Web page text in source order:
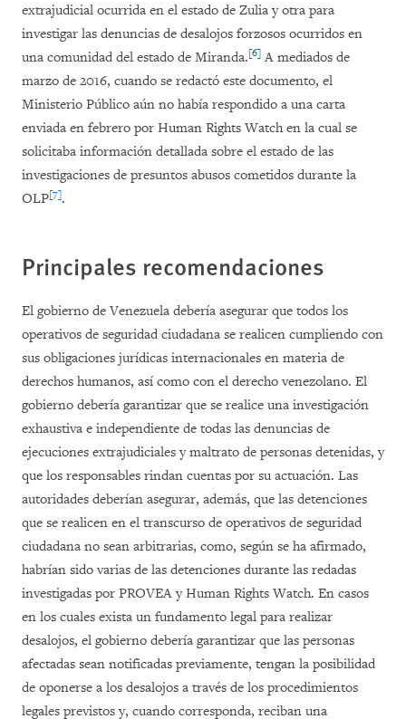
extrajudicial ocurrida en el estado de Zulia y otra para
investigar las denuncias de desalojos forzosos ocurridos en
una comunidad del estado de Miranda.[6] A mediados de
marzo de 2016, cuando se redactó este documento, el
Ministerio Público aún no había respondido a una carta
enviada en febrero por Human Rights Watch en la cual se
solicitaba información detallada sobre el estado de las
investigaciones de presuntos abusos cometidos durante la
OLP[7].
Principales recomendaciones
El gobierno de Venezuela debería asegurar que todos los
operativos de seguridad ciudadana se realicen cumpliendo con
sus obligaciones jurídicas internacionales en materia de
derechos humanos, así como con el derecho venezolano. El
gobierno debería garantizar que se realice una investigación
exhaustiva e independiente de todas las denuncias de
ejecuciones extrajudiciales y maltrato de personas detenidas, y
que los responsables rindan cuentas por su actuación. Las
autoridades deberían asegurar, además, que las detenciones
que se realicen en el transcurso de operativos de seguridad
ciudadana no sean arbitrarias, como, según se ha afirmado,
habrían sido varias de las detenciones durante las redadas
investigadas por PROVEA y Human Rights Watch. En casos
en los cuales exista un fundamento legal para realizar
desalojos, el gobierno debería garantizar que las personas
afectadas sean notificadas previamente, tengan la posibilidad
de oponerse a los desalojos a través de los procedimientos
legales previstos y, cuando corresponda, reciban una